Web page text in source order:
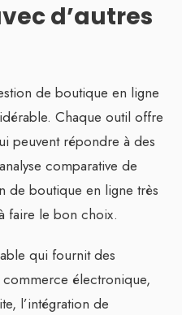
d’autres
de boutique en ligne
Chaque outil offre
peuvent répondre à des
comparative de
de boutique en ligne très
faire le bon choix.
qui fournit des
électronique,
l’intégration de